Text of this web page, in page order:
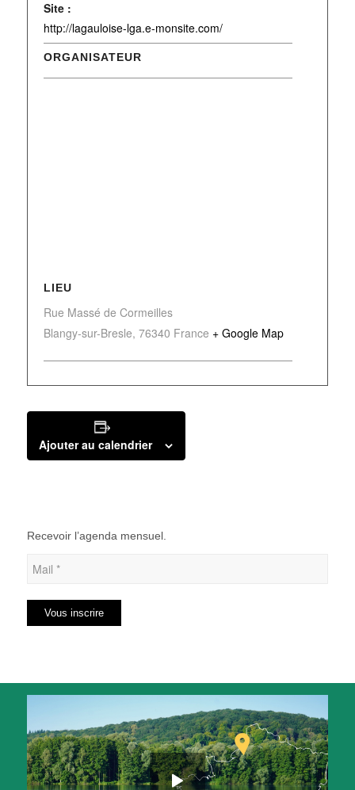
Site :
http://lagauloise-lga.e-monsite.com/
ORGANISATEUR
LIEU
Rue Massé de Cormeilles
Blangy-sur-Bresle, 76340 France + Google Map
Ajouter au calendrier
Recevoir l’agenda mensuel.